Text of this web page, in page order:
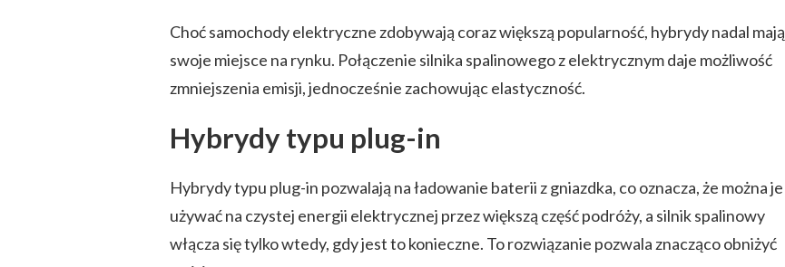
Choć samochody elektryczne zdobywają coraz większą popularność, hybrydy nadal mają
swoje miejsce na rynku. Połączenie silnika spalinowego z elektrycznym daje możliwość
zmniejszenia emisji, jednocześnie zachowując elastyczność.
Hybrydy typu plug-in
Hybrydy typu plug-in pozwalają na ładowanie baterii z gniazdka, co oznacza, że można je
używać na czystej energii elektrycznej przez większą część podróży, a silnik spalinowy
włącza się tylko wtedy, gdy jest to konieczne. To rozwiązanie pozwala znacząco obniżyć